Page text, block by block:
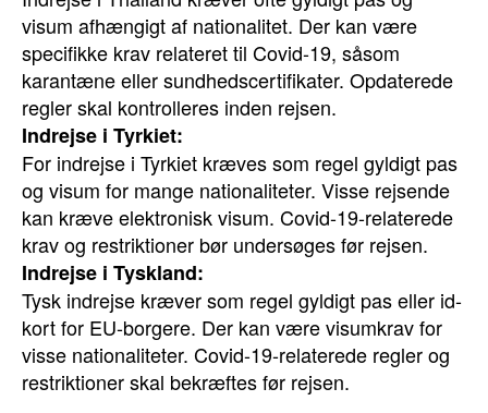
visum afhængigt af nationalitet. Der kan være
specifikke krav relateret til Covid-19, såsom
karantæne eller sundhedscertifikater. Opdaterede
regler skal kontrolleres inden rejsen.
Indrejse i Tyrkiet:
For indrejse i Tyrkiet kræves som regel gyldigt pas
og visum for mange nationaliteter. Visse rejsende
kan kræve elektronisk visum. Covid-19-relaterede
krav og restriktioner bør undersøges før rejsen.
Indrejse i Tyskland:
Tysk indrejse kræver som regel gyldigt pas eller id-
kort for EU-borgere. Der kan være visumkrav for
visse nationaliteter. Covid-19-relaterede regler og
restriktioner skal bekræftes før rejsen.